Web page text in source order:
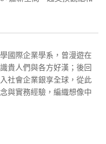
國際企業學系，曾漫遊在
貴人們與各方好漢；後回
社會企業銀享全球，從此
與實務經驗，編織想像中